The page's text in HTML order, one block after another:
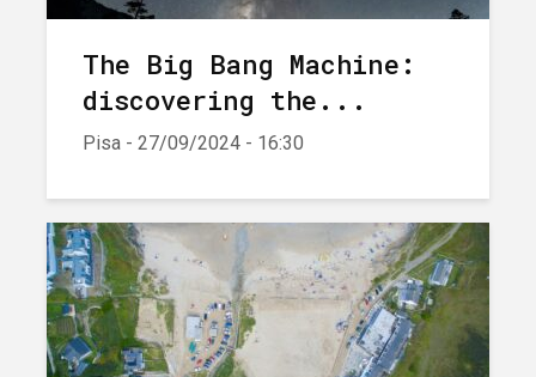
The Big Bang Machine:
discovering the...
Pisa - 27/09/2024 - 16:30